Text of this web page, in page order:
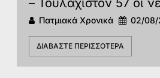
Πατμιακά Χρονικά 02/08/
ΔΙΑΒΆΣΤΕ ΠΕΡΙΣΣΌΤΕΡΑ